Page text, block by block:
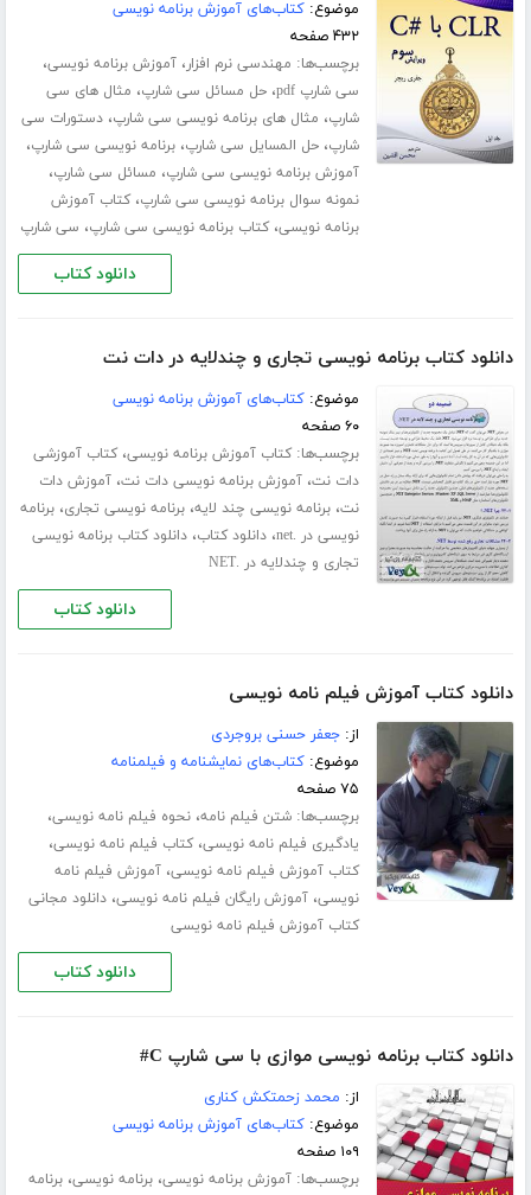
موضوع:کتاب‌های آموزش برنامه نویسی
۴۳۲ صفحه
برچسب‌ها: مهندسی نرم افزار،آموزش برنامه نویسی،
سی شارپ pdf ،حل مسائل سی شارپ، مثال های سی
شارپ، مثال های برنامه نویسی سی شارپ،دستورات سی
شارپ،حل المسایل سی شارپ،برنامه نویسی سی شارپ،
آموزش برنامه نویسی سی شارپ، مسائل سی شارپ،
نمونه سوال برنامه نویسی سی شارپ،کتاب آموزش
برنامه نویسی،کتاب برنامه نویسی سی شارپ، سی شارپ
دانلود کتاب
دانلود کتاب برنامه نویسی تجاری و چندلایه در دات نت
موضوع:کتاب‌های آموزش برنامه نویسی
۶۰ صفحه
برچسب‌ها:کتاب آموزش برنامه نویسی،کتاب آموزشی
دات نت،آموزش برنامه نویسی دات نت،آموزش دات
نت،برنامه نویسی چند لایه،برنامه نویسی تجاری،برنامه
نویسی در .net
،دانلود کتاب،دانلود کتاب برنامه نویسی
تجاری و چندلایه در .NET
دانلود کتاب
دانلود کتاب آموزش فیلم نامه نویسی
از:جعفر حسنی بروجردی
موضوع:کتاب‌های نمایشنامه و فیلمنامه
۷۵ صفحه
برچسب‌ها:شتن فیلم نامه،نحوه فیلم نامه نویسی،
یادگیری فیلم نامه نویسی،کتاب فیلم نامه نویسی،
کتاب آموزش فیلم نامه نویسی،آموزش فیلم نامه
نویسی،آموزش رایگان فیلم نامه نویسی،دانلود مجانی
کتاب آموزش فیلم نامه نویسی
دانلود کتاب
دانلود کتاب برنامه نویسی موازی با سی شارپ C#
از: محمد زحمتکش کناری
موضوع:کتاب‌های آموزش برنامه نویسی
۱۰۹ صفحه
برچسب‌ها:آموزش برنامه نویسی،برنامه نویسی،برنامه